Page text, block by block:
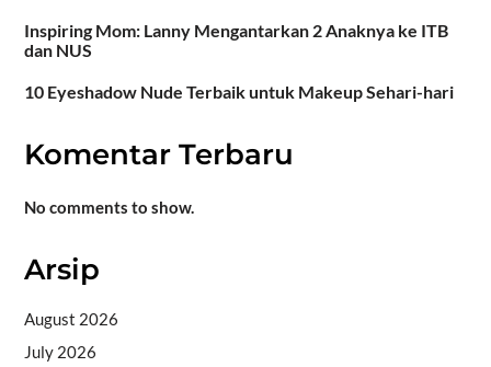
Inspiring Mom: Lanny Mengantarkan 2 Anaknya ke ITB
dan NUS
10 Eyeshadow Nude Terbaik untuk Makeup Sehari-hari
Komentar Terbaru
No comments to show.
Arsip
August 2026
July 2026